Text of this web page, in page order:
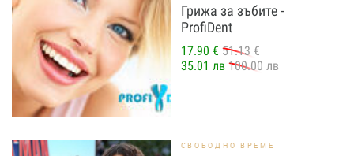
Грижа за зъбите -
ProfiDent
17.90 € 51.13 €
35.01 лв 100.00 лв
СВОБОДНО ВРЕМЕ